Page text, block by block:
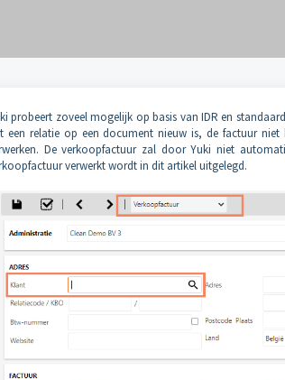
probeert zoveel mogelijk op basis van IDR en
een relatie op een document nieuw is, de factuur
De verkoopfactuur zal door Yuki niet
verwerkt wordt in dit artikel uitgelegd.